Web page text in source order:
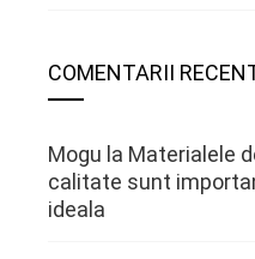
COMENTARII
Mogu la Materialele
calitate sunt
ideala